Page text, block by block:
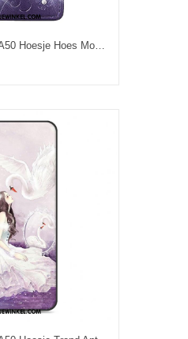
Samsung Galaxy A50 Hoesje Hoes Mobiele Telefoon Folio, Samsung Galaxy A50 Hoesje Zacht Leren Etui